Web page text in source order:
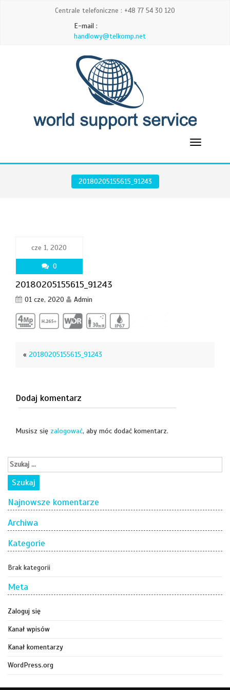
Centrale telefoniczne : +48 77 54 30 120
E-mail :
handlowy@telkomp.net
20180205155615_91243
cze 1, 2020
0
20180205155615_91243
01 cze, 2020 Admin
« 20180205155615_91243
Dodaj komentarz
Musisz się zalogować, aby móc dodać komentarz.
Najnowsze komentarze
Archiwa
Kategorie
Brak kategorii
Meta
Zaloguj się
Kanał wpisów
Kanał komentarzy
WordPress.org